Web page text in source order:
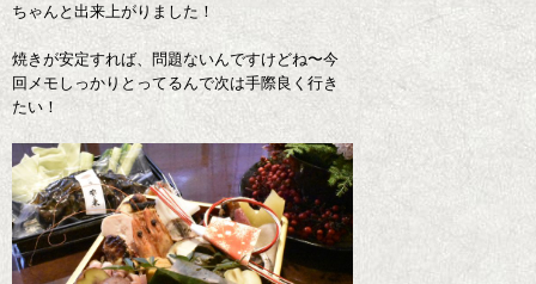
ちゃんと出来上がりました！
焼きが安定すれば、問題ないんですけどね〜今
回メモしっかりとってるんで次は手際良く行き
たい！